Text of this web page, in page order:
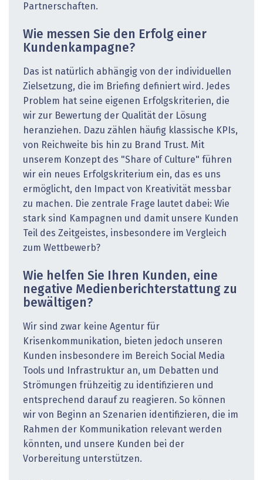
Partnerschaften.
Wie messen Sie den Erfolg einer
Kundenkampagne?
Das ist natürlich abhängig von der individuellen
Zielsetzung, die im Briefing definiert wird. Jedes
Problem hat seine eigenen Erfolgskriterien, die
wir zur Bewertung der Qualität der Lösung
heranziehen. Dazu zählen häufig klassische KPIs,
von Reichweite bis hin zu Brand Trust. Mit
unserem Konzept des "Share of Culture" führen
wir ein neues Erfolgskriterium ein, das es uns
ermöglicht, den Impact von Kreativität messbar
zu machen. Die zentrale Frage lautet dabei: Wie
stark sind Kampagnen und damit unsere Kunden
Teil des Zeitgeistes, insbesondere im Vergleich
zum Wettbewerb?
Wie helfen Sie Ihren Kunden, eine
negative Medienbericht­erstattung zu
bewältigen?
Wir sind zwar keine Agentur für
Krisenkommunikation, bieten jedoch unseren
Kunden insbesondere im Bereich Social Media
Tools und Infrastruktur an, um Debatten und
Strömungen frühzeitig zu identifizieren und
entsprechend darauf zu reagieren. So können
wir von Beginn an Szenarien identifizieren, die im
Rahmen der Kommunikation relevant werden
könnten, und unsere Kunden bei der
Vorbereitung unterstützen.